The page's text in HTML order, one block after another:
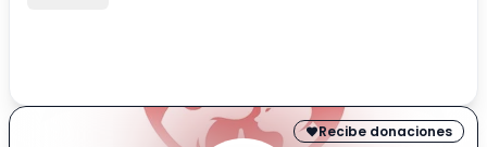
que le quedan de vida.
Recibe donaciones